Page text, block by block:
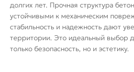
долгих лет. Прочная структура
устойчивыми к механическим
стабильность и надежность дают
территории. Это идеальный выбор
только безопасность, но и эстетику.